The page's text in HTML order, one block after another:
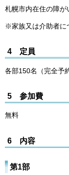
札幌市内在住の障
※家族又は介助者に
4 定員
各部150名（完全予
5 参加費
無料
6 内容
第1部